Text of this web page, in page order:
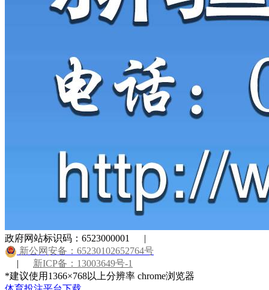
政府网站标识码：6523000001
|
新公网安备：65230102652764号
|
新ICP备：13003649号-1
*建议使用1366×768以上分辨率 chrome浏览器